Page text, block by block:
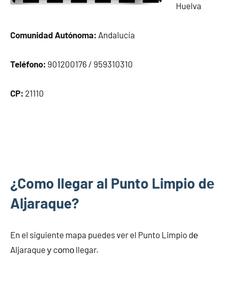
Huelva
Comunidad Autónoma: Andalucía
Teléfono: 901200176 / 959310310
CP: 21110
¿Como llegar al Punto Limpio dе
Aljaraque?
En el siguiente mapa puedes ver el Punto Limpio dе
Aljaraque у cοmο llegar.